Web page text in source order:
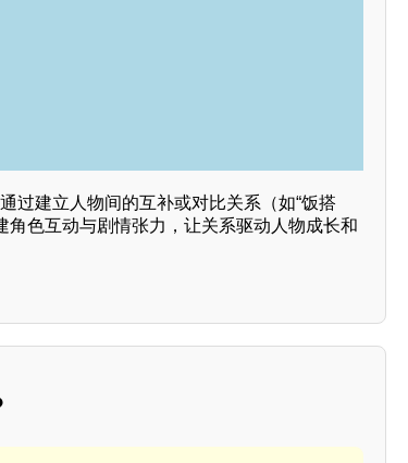
过建立人物间的互补或对比关系（如“饭搭
角色互动与剧情张力，让关系驱动人物成长和